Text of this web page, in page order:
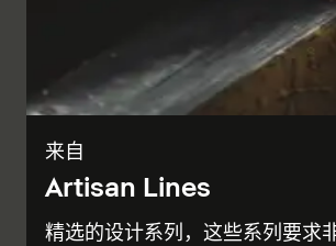
来自
Artisan Lines
精选的设计系列，这些系列要求